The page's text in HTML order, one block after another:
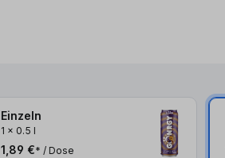
Einzeln
1 x 0.5 l
1,89 €* / Dose